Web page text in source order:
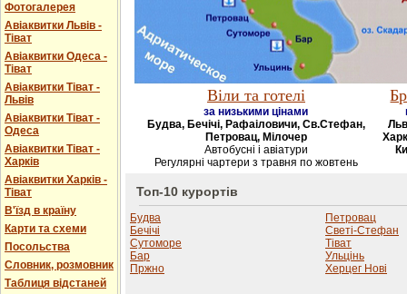
Фотогалерея
Авіаквитки Львів -
Тіват
Авіаквитки Одеса -
Тіват
Авіаквитки Тіват -
Львів
Авіаквитки Тіват -
Одеса
Авіаквитки Тіват -
Харків
Авіаквитки Харків -
Тіват
В'їзд в країну
Карти та схеми
Посольства
Словник, розмовник
Таблиця відстаней
Віли та готелі
за низькими цінами
Будва, Бечічі, Рафаіловичи, Св.Стефан,
Петровац, Мілочер
Автобусні і авіатури
Регулярні чартери з травня по жовтень
Топ-10 курортів
Будва
Бечічі
Сутоморе
Бар
Пржно
Петровац
Светі-Стефан
Тіват
Ульцінь
Херцег Нові